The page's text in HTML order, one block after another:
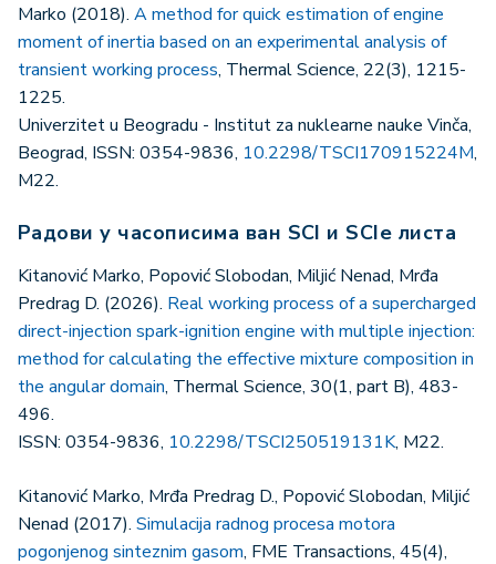
Marko (2018). A method for quick estimation of engine
moment of inertia based on an experimental analysis of
transient working process, Thermal Science, 22(3), 1215-
1225.
Univerzitet u Beogradu - Institut za nuklearne nauke Vinča,
Beograd, ISSN: 0354-9836, 10.2298/TSCI170915224M,
M22.
Радови у часописима ван SCI и SCIe листа
Kitanović Marko, Popović Slobodan, Miljić Nenad, Mrđa
Predrag D. (2026). Real working process of a supercharged
direct-injection spark-ignition engine with multiple injection:
method for calculating the effective mixture composition in
the angular domain, Thermal Science, 30(1, part B), 483-
496.
ISSN: 0354-9836, 10.2298/TSCI250519131K, M22.
Kitanović Marko, Mrđa Predrag D., Popović Slobodan, Miljić
Nenad (2017). Simulacija radnog procesa motora
pogonjenog sinteznim gasom, FME Transactions, 45(4),